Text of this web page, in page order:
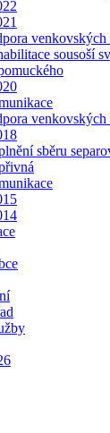
venkovských
sousoší
venkovských
sběru